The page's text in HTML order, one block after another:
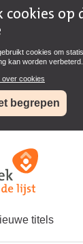
cookies op
cookies om
kan worden verbeterd.
over cookies
begrepen
titels